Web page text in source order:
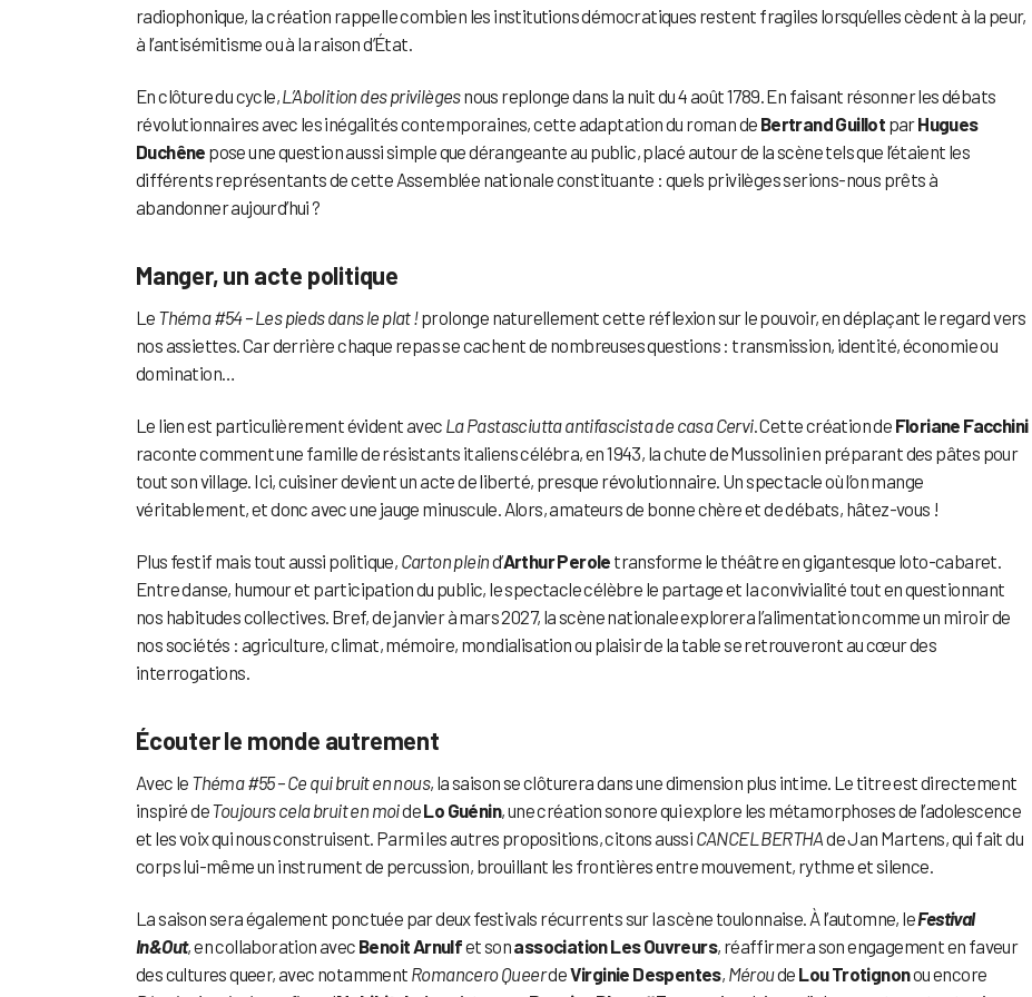
radiophonique, la création rappelle combien les institutions démocratiques restent fragiles lorsqu’elles cèdent à la peur,
à l’antisémitisme ou à la raison d’État.
En clôture du cycle,L’Abolition des privilègesnous replonge dans la nuit du 4 août 1789. En faisant résonner les débats
révolutionnaires avec les inégalités contemporaines, cette adaptation du roman de Bertrand Guillot parHugues
Duchêne pose une question aussi simple que dérangeante au public, placé autour de la scène tels que l’étaient les
différents représentants de cette Assemblée nationale constituante : quels privilèges serions-nous prêts à
abandonner aujourd’hui ?
Manger, un acte politique
Le Théma #54 – Les pieds dans le plat !prolonge naturellement cette réflexion sur le pouvoir, en déplaçant le regard vers
nos assiettes. Car derrière chaque repas se cachent de nombreuses questions : transmission, identité, économie ou
domination…
Le lien est particulièrement évident avec La Pastasciutta antifascista de casa Cervi. Cette création de Floriane Facchini
raconte comment une famille de résistants italiens célébra, en 1943, la chute de Mussolini en préparant des pâtes pour
tout son village. Ici, cuisiner devient un acte de liberté, presque révolutionnaire. Un spectacle où l’on mange
véritablement, et donc avec une jauge minuscule. Alors, amateurs de bonne chère et de débats, hâtez-vous !
Plus festif mais tout aussi politique, Carton pleind’Arthur Perole transforme le théâtre en gigantesque loto-cabaret.
Entre danse, humour et participation du public, le spectacle célèbre le partage et la convivialité tout en questionnant
nos habitudes collectives. Bref, de janvier à mars 2027, la scène nationale explorera l’alimentation comme un miroir de
nos sociétés : agriculture, climat, mémoire, mondialisation ou plaisir de la table se retrouveront au cœur des
interrogations.
Écouter le monde autrement
Avec le Théma #55 – Ce qui bruit en nous, la saison se clôturera dans une dimension plus intime. Le titre est directement
inspiré deToujours cela bruit en moideLo Guénin, une création sonore qui explore les métamorphoses de l’adolescence
et les voix qui nous construisent. Parmi les autres propositions, citons aussi CANCEL BERTHAde Jan Martens, qui fait du
corps lui-même un instrument de percussion, brouillant les frontières entre mouvement, rythme et silence.
La saison sera également ponctuée par deux festivals récurrents sur la scène toulonnaise. À l’automne, leFestival
In&Out, en collaboration avec Benoit Arnulfet sonassociation Les Ouvreurs, réaffirmera son engagement en faveur
des cultures queer, avec notamment Romancero QueerdeVirginie Despentes, Méroude Lou Trotignonou encore